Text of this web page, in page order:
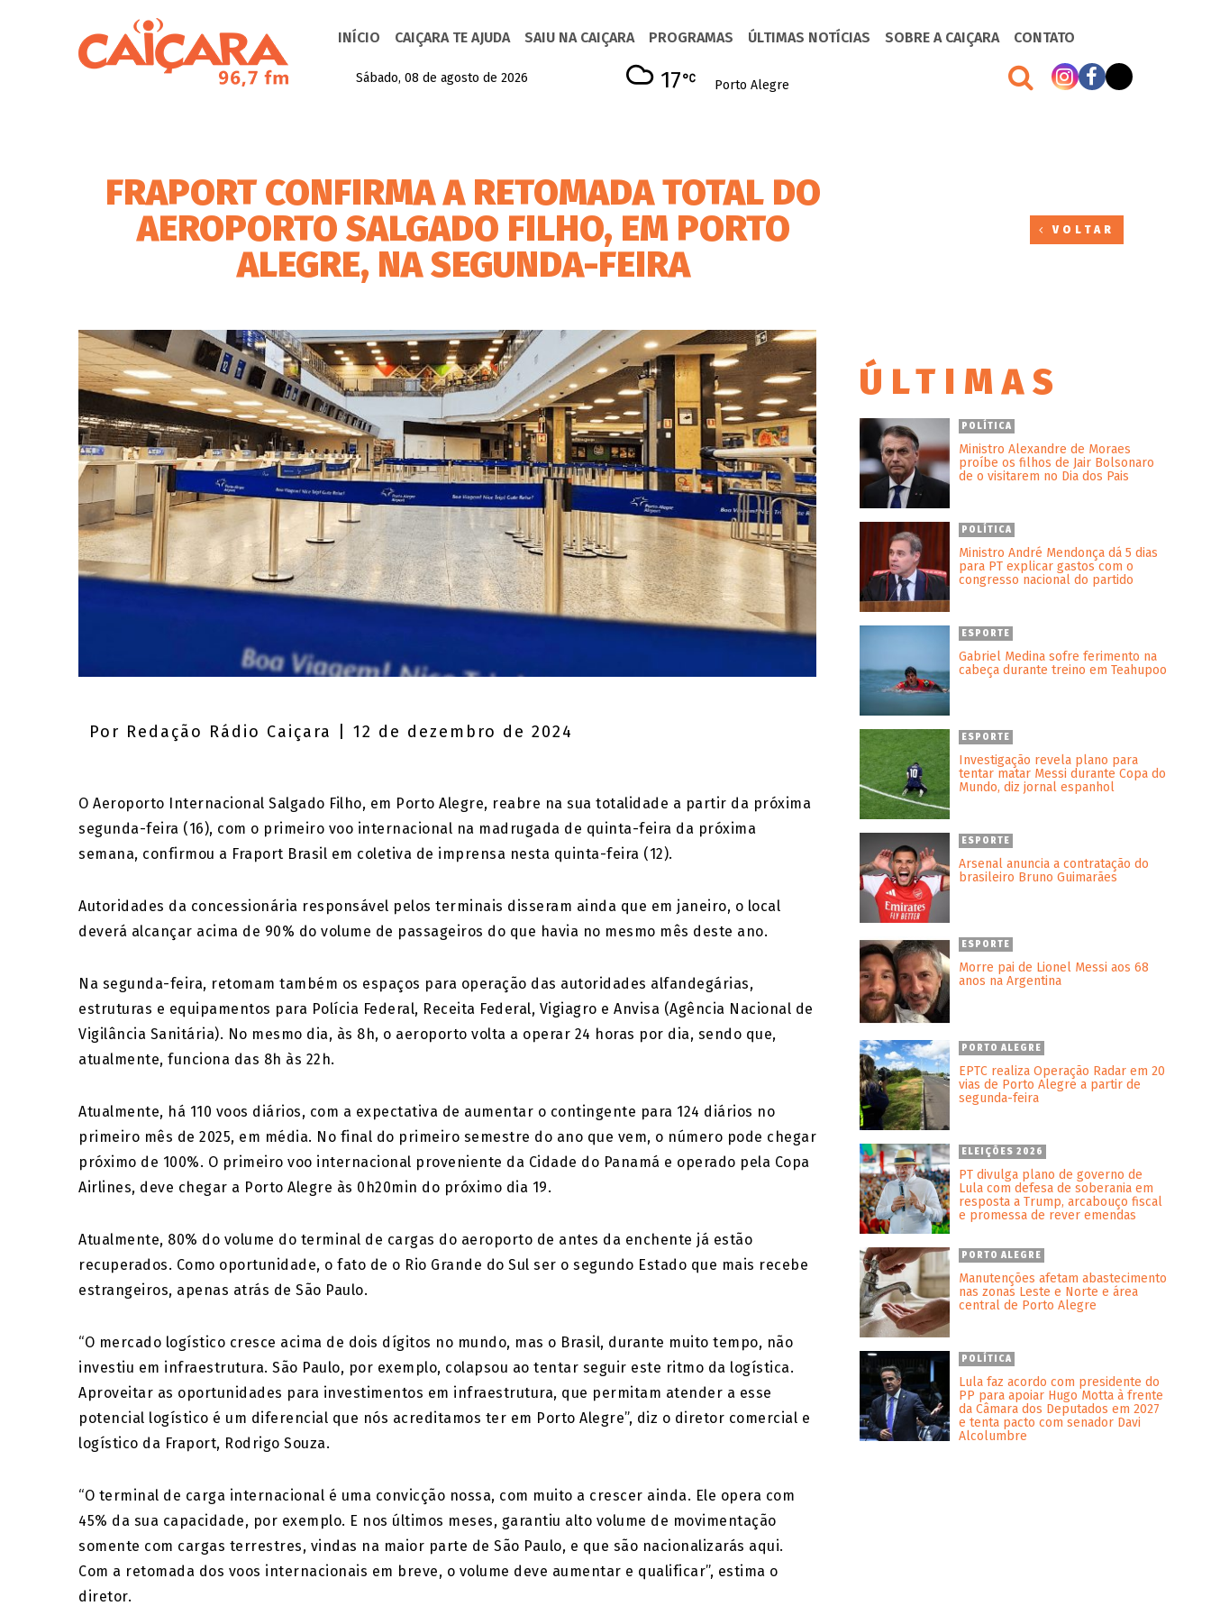
INÍCIO CAIÇARA TE AJUDA SAIU NA CAIÇARA PROGRAMAS ÚLTIMAS NOTÍCIAS SOBRE A CAIÇARA CONTATO
Sábado, 08 de agosto de 2026 Porto Alegre
17
VOLTAR
FRAPORT CONFIRMA A RETOMADA TOTAL DO
AEROPORTO SALGADO FILHO, EM PORTO
ALEGRE, NA SEGUNDA-FEIRA
Por Redação Rádio Caiçara | 12 de dezembro de 2024
O Aeroporto Internacional Salgado Filho, em Porto Alegre, reabre na sua totalidade a partir da próxima
segunda-feira (16), com o primeiro voo internacional na madrugada de quinta-feira da próxima
semana, confirmou a Fraport Brasil em coletiva de imprensa nesta quinta-feira (12).
Autoridades da concessionária responsável pelos terminais disseram ainda que em janeiro, o local
deverá alcançar acima de 90% do volume de passageiros do que havia no mesmo mês deste ano.
Na segunda-feira, retomam também os espaços para operação das autoridades alfandegárias,
estruturas e equipamentos para Polícia Federal, Receita Federal, Vigiagro e Anvisa (Agência Nacional de
Vigilância Sanitária). No mesmo dia, às 8h, o aeroporto volta a operar 24 horas por dia, sendo que,
atualmente, funciona das 8h às 22h.
Atualmente, há 110 voos diários, com a expectativa de aumentar o contingente para 124 diários no
primeiro mês de 2025, em média. No final do primeiro semestre do ano que vem, o número pode chegar
próximo de 100%. O primeiro voo internacional proveniente da Cidade do Panamá e operado pela Copa
Airlines, deve chegar a Porto Alegre às 0h20min do próximo dia 19.
Atualmente, 80% do volume do terminal de cargas do aeroporto de antes da enchente já estão
recuperados. Como oportunidade, o fato de o Rio Grande do Sul ser o segundo Estado que mais recebe
estrangeiros, apenas atrás de São Paulo.
“O mercado logístico cresce acima de dois dígitos no mundo, mas o Brasil, durante muito tempo, não
investiu em infraestrutura. São Paulo, por exemplo, colapsou ao tentar seguir este ritmo da logística.
Aproveitar as oportunidades para investimentos em infraestrutura, que permitam atender a esse
potencial logístico é um diferencial que nós acreditamos ter em Porto Alegre”, diz o diretor comercial e
logístico da Fraport, Rodrigo Souza.
“O terminal de carga internacional é uma convicção nossa, com muito a crescer ainda. Ele opera com
45% da sua capacidade, por exemplo. E nos últimos meses, garantiu alto volume de movimentação
somente com cargas terrestres, vindas na maior parte de São Paulo, e que são nacionalizarás aqui.
Com a retomada dos voos internacionais em breve, o volume deve aumentar e qualificar”, estima o
diretor.
ÚLTIMAS
POLÍTICA
Ministro Alexandre de Moraes
proíbe os filhos de Jair Bolsonaro
de o visitarem no Dia dos Pais
POLÍTICA
Ministro André Mendonça dá 5 dias
para PT explicar gastos com o
congresso nacional do partido
ESPORTE
Gabriel Medina sofre ferimento na
cabeça durante treino em Teahupoo
ESPORTE
Investigação revela plano para
tentar matar Messi durante Copa do
Mundo, diz jornal espanhol
ESPORTE
Arsenal anuncia a contratação do
brasileiro Bruno Guimarães
ESPORTE
Morre pai de Lionel Messi aos 68
anos na Argentina
PORTO ALEGRE
EPTC realiza Operação Radar em 20
vias de Porto Alegre a partir de
segunda-feira
ELEIÇÕES 2026
PT divulga plano de governo de
Lula com defesa de soberania em
resposta a Trump, arcabouço fiscal
e promessa de rever emendas
PORTO ALEGRE
Manutenções afetam abastecimento
nas zonas Leste e Norte e área
central de Porto Alegre
POLÍTICA
Lula faz acordo com presidente do
PP para apoiar Hugo Motta à frente
da Câmara dos Deputados em 2027
e tenta pacto com senador Davi
Alcolumbre